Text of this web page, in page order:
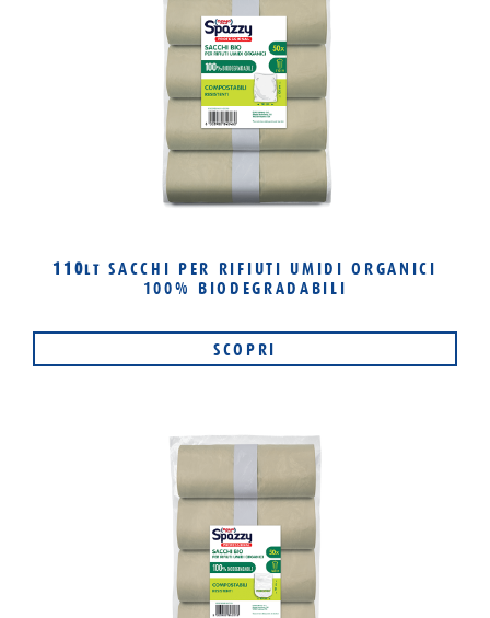
110LT SACCHI PER RIFIUTI UMIDI ORGANICI
100% BIODEGRADABILI
SCOPRI